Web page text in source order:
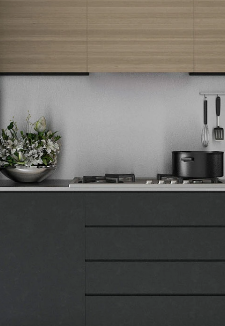
Tehnomedia
O nama
Naše prodavnice
Prijavite se na naš newsletter i primajte preko emaila specijalne i